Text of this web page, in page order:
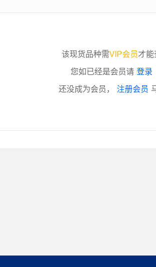
该现货品种需VIP会员才能
您如已经是会员请 登录
还没成为会员， 注册会员